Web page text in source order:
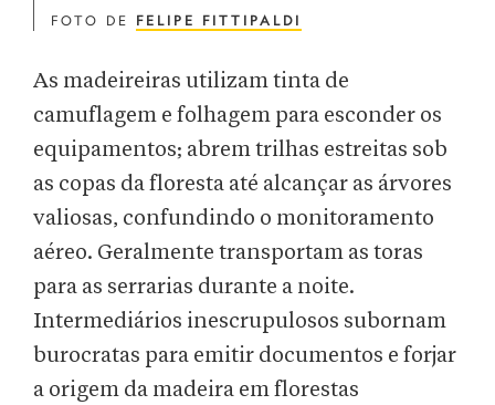
FOTO DE FELIPE FITTIPALDI
As madeireiras utilizam tinta de
camuflagem e folhagem para esconder os
equipamentos; abrem trilhas estreitas sob
as copas da floresta até alcançar as árvores
valiosas, confundindo o monitoramento
aéreo. Geralmente transportam as toras
para as serrarias durante a noite.
Intermediários inescrupulosos subornam
burocratas para emitir documentos e forjar
a origem da madeira em florestas